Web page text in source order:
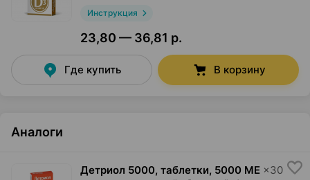
Инструкция
23,80 — 36,81 р.
Где купить В корзину
Аналоги
Детриол 5000, таблетки, 5000 МЕ ×30